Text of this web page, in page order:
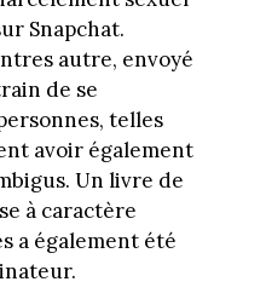
Snapchat.
autre, envoyé
de se
telles
avoir également
Un livre de
à caractère
a également été